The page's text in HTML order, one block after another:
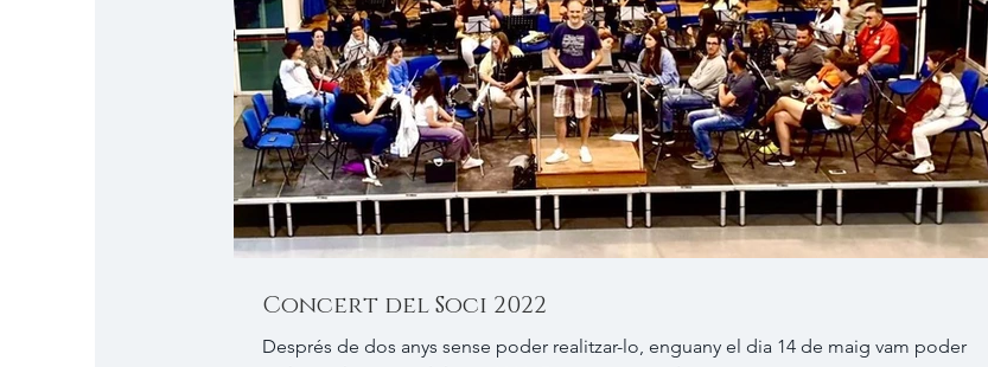
Concert del Soci 2022
Després de dos anys sense poder realitzar-lo, enguany el dia 14 de maig vam poder